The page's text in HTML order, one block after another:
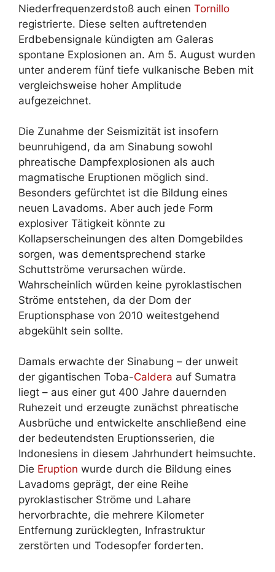
Niederfrequenzerdstoß auch einen Tornillo
registrierte. Diese selten auftretenden
Erdbebensignale kündigten am Galeras
spontane Explosionen an. Am 5. August wurden
unter anderem fünf tiefe vulkanische Beben mit
vergleichsweise hoher Amplitude
aufgezeichnet.
Die Zunahme der Seismizität ist insofern
beunruhigend, da am Sinabung sowohl
phreatische Dampfexplosionen als auch
magmatische Eruptionen möglich sind.
Besonders gefürchtet ist die Bildung eines
neuen Lavadoms. Aber auch jede Form
explosiver Tätigkeit könnte zu
Kollapserscheinungen des alten Domgebildes
sorgen, was dementsprechend starke
Schuttströme verursachen würde.
Wahrscheinlich würden keine pyroklastischen
Ströme entstehen, da der Dom der
Eruptionsphase von 2010 weitestgehend
abgekühlt sein sollte.
Damals erwachte der Sinabung – der unweit
der gigantischen Toba-Caldera auf Sumatra
liegt – aus einer gut 400 Jahre dauernden
Ruhezeit und erzeugte zunächst phreatische
Ausbrüche und entwickelte anschließend eine
der bedeutendsten Eruptionsserien, die
Indonesiens in diesem Jahrhundert heimsuchte.
Die Eruption wurde durch die Bildung eines
Lavadoms geprägt, der eine Reihe
pyroklastischer Ströme und Lahare
hervorbrachte, die mehrere Kilometer
Entfernung zurücklegten, Infrastruktur
zerstörten und Todesopfer forderten.